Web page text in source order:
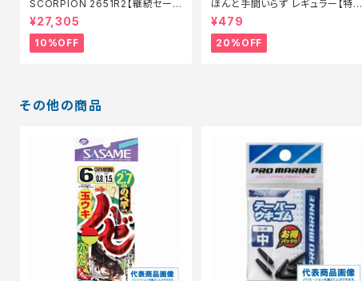
SCORPION 2651R2【継続セール
_ロッド】【10】
¥27,305
10%OFF
ほんと手間いらず レギュラー【特価
仕掛】【20】
¥479
20%OFF
その他の商品